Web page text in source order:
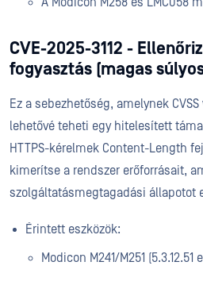
CVE-2025-3112 -
fogyasztás (magas
Ez a sebezhetőség, amelynek CVSS
lehetővé teheti egy hitelesített
HTTPS-kérelmek Content-Length
kimerítse a rendszer erőforrásait,
szolgáltatásmegtagadási állapotot
Érintett eszközök:
Modicon M241/M251 (5.3.12.51